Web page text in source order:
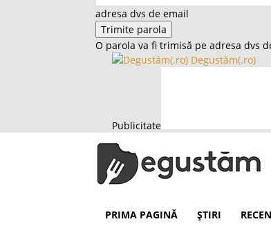
adresa dvs de email
O parola va fi trimisă pe adresa dvs
Degustăm(.ro)
Publicitate
PRIMA PAGINĂ ȘTIRI